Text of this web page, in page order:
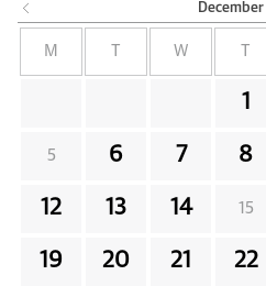
December
M W
1
5 6 7 8
12 13 14 15
19 20 21 22